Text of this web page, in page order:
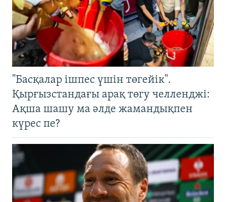
"Басқалар ішпес үшін төгейік".
Қырғызстандағы арақ төгу челленджі:
Ақша шашу ма әлде жамандықпен
күрес пе?